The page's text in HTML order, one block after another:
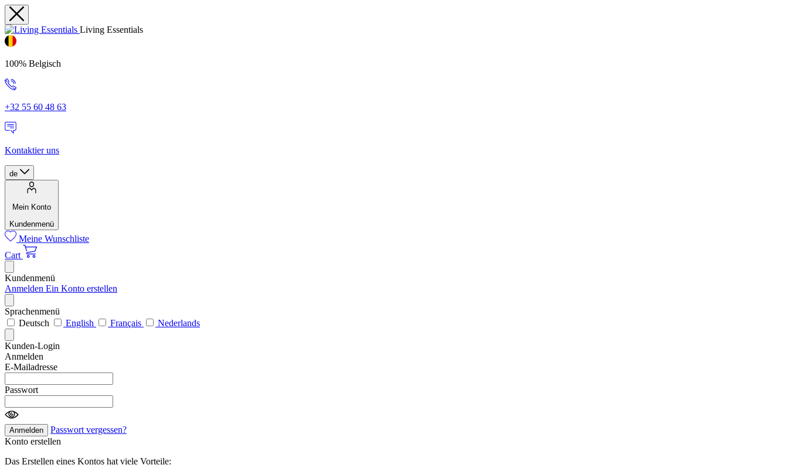
Living Essentials
100% Belgisch
+32 55 60 48 63
Kontaktier uns
de
Mein Konto
Kundenmenü
Meine Wunschliste
Cart
Kundenmenü
Anmelden Ein Konto erstellen
Sprachenmenü
Deutsch
English Français Nederlands
Kunden-Login
Anmelden
E-Mailadresse
Passwort
Anmelden
Passwort vergessen?
Konto erstellen
Das Erstellen eines Kontos hat viele Vorteile: